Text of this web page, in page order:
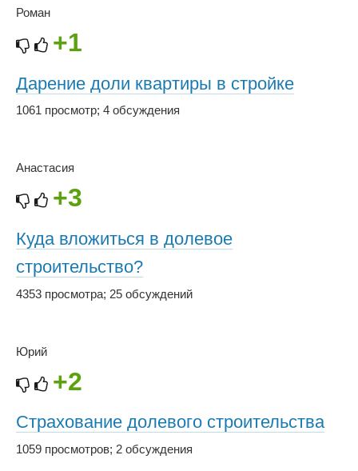
Роман
+1
Дарение доли квартиры в стройке
1061 просмотр; 4 обсуждения
Анастасия
+3
Куда вложиться в долевое
строительство?
4353 просмотра; 25 обсуждений
Юрий
+2
Страхование долевого строительства
1059 просмотров; 2 обсуждения